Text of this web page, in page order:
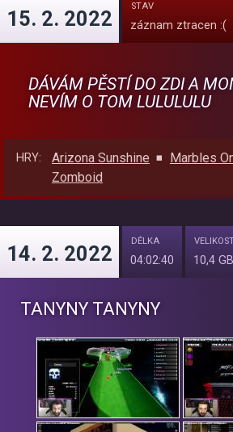
15. 2. 2022
STAV
záznam ztracen :(
DÁVÁM PĚSTÍ DO ZDI A
NEVÍM O TOM LULULULU
HRY: Arizona Sunshine Marbles
Zomboid
14. 2. 2022
DÉLKA
04:02:40 10,4 GB
TANYNY TANYNY